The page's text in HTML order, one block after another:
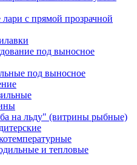
с прямой прозрачной
под выносное
под выносное
на льду" (витрины рыбные)
и тепловые